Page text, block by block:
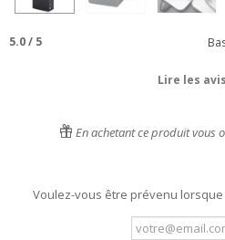
5.0/ 5
Lire les
En achetant ce produit vous
Voulez-vous être prévenu